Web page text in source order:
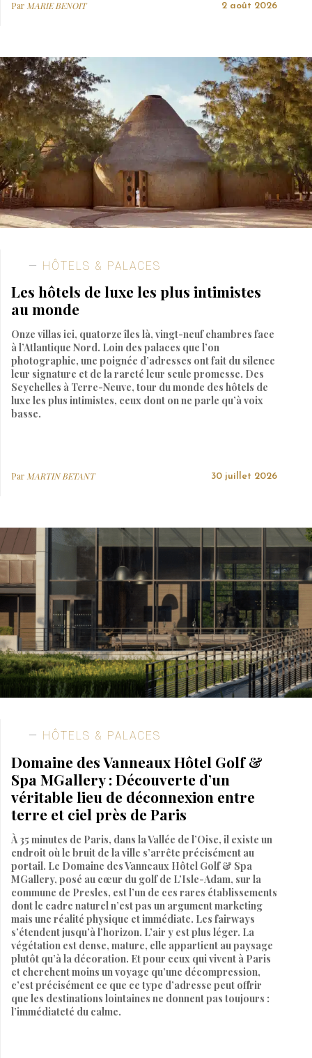
ParMARIE BENOIT 2 août 2026
HÔTELS & PALACES
Les hôtels de luxe les plus intimistes
au monde
Onze villas ici, quatorze îles là, vingt-neuf chambres face
à l’Atlantique Nord. Loin des palaces que l’on
photographie, une poignée d’adresses ont fait du silence
leur signature et de la rareté leur seule promesse. Des
Seychelles à Terre-Neuve, tour du monde des hôtels de
luxe les plus intimistes, ceux dont on ne parle qu’à voix
basse.
Par MARTIN BETANT 30 juillet 2026
HÔTELS & PALACES
Domaine des Vanneaux Hôtel Golf &
Spa MGallery : Découverte d’un
véritable lieu de déconnexion entre
terre et ciel près de Paris
À 35 minutes de Paris, dans la Vallée de l’Oise, il existe un
endroit où le bruit de la ville s’arrête précisément au
portail. Le Domaine des Vanneaux Hôtel Golf & Spa
MGallery, posé au cœur du golf de L’Isle-Adam, sur la
commune de Presles, est l’un de ces rares établissements
dont le cadre naturel n’est pas un argument marketing
mais une réalité physique et immédiate. Les fairways
s’étendent jusqu’à l’horizon. L’air y est plus léger. La
végétation est dense, mature, elle appartient au paysage
plutôt qu’à la décoration. Et pour ceux qui vivent à Paris
et cherchent moins un voyage qu’une décompression,
c’est précisément ce que ce type d’adresse peut offrir
que les destinations lointaines ne donnent pas toujours :
l’immédiateté du calme.